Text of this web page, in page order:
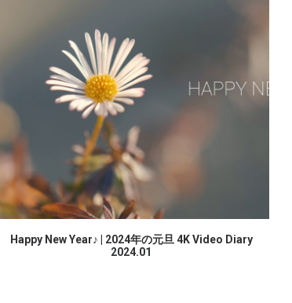
続きを読む
Happy New Year♪ | 2024年の元旦 4K Video Diary
2024.01